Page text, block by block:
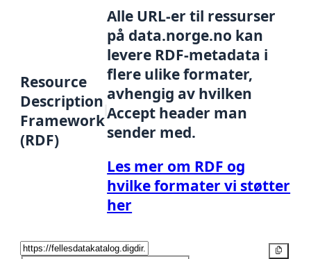
Resource
Description
Framework
(RDF)
Alle URL-er til ressurser
på data.norge.no kan
levere RDF-metadata i
flere ulike formater,
avhengig av hvilken
Accept header man
sender med.
Les mer om RDF og
hvilke formater vi støtter
her